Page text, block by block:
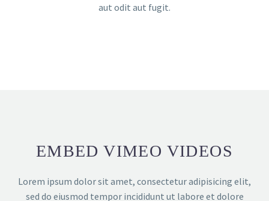
aut odit aut fugit.
EMBED VIMEO VIDEOS
Lorem ipsum dolor sit amet, consectetur adipisicing elit,
sed do eiusmod tempor incididunt ut labore et dolore